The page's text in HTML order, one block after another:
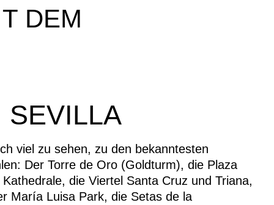
DEM
SEVILLA
viel zu sehen, zu den bekanntesten
Der Torre de Oro (Goldturm), die Plaza
die Viertel Santa Cruz und Triana,
María Luisa Park, die Setas de la